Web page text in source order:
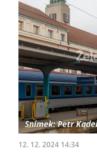
12. 12. 2024 14:34